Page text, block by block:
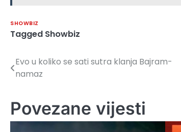
SHOWBIZ
Tagged Showbiz
Navigacija
Evo u koliko se sati sutra klanja Bajram-
namaz
Povezane vijesti